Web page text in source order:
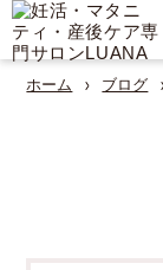
ホーム ブログ